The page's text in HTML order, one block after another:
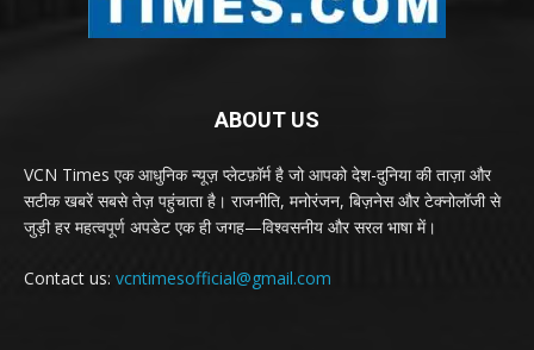
ABOUT US
VCN Times एक आधुनिक न्यूज़ प्लेटफ़ॉर्म है जो आपको देश-दुनिया की ताज़ा और
सटीक खबरें सबसे तेज़ पहुंचाता है। राजनीति, मनोरंजन, बिज़नेस और टेक्नोलॉजी से
जुड़ी हर महत्वपूर्ण अपडेट एक ही जगह—विश्वसनीय और सरल भाषा में।
Contact us: vcntimesofficial@gmail.com